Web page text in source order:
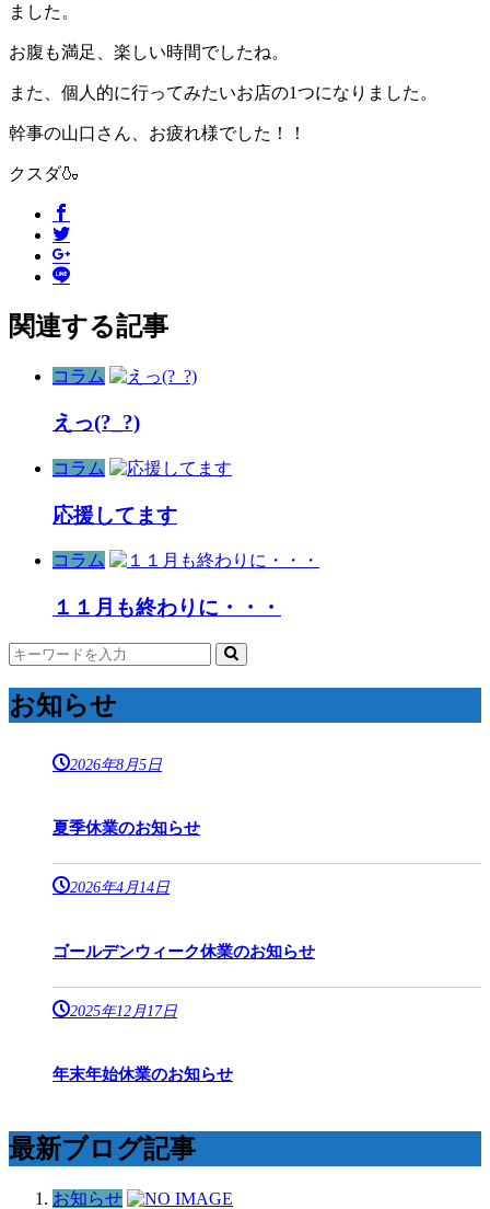
ました。
お腹も満足、楽しい時間でしたね。
また、個人的に行ってみたいお店の1つになりました。
幹事の山口さん、お疲れ様でした！！
クスダ🍶
関連する記事
コラム
えっ(?_?)
コラム
応援してます
コラム
１１月も終わりに・・・
お知らせ
2026年8月5日
夏季休業のお知らせ
2026年4月14日
ゴールデンウィーク休業のお知らせ
2025年12月17日
年末年始休業のお知らせ
最新ブログ記事
お知らせ